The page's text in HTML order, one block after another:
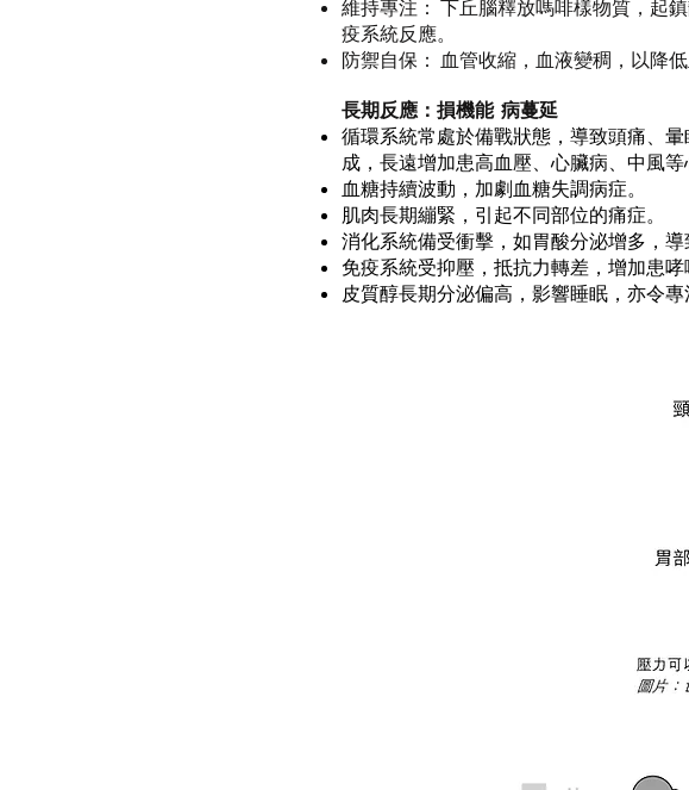
維持專注： 下丘腦釋放嗎啡樣物質，起
疫系統反應。
防禦自保： 血管收縮，血液變稠，以降
長期反應：損機能 病蔓延
循環系統常處於備戰狀態，導致頭痛、
成，長遠增加患高血壓、心臟病、中風等
血糖持續波動，加劇血糖失調病症。
肌肉長期繃緊，引起不同部位的痛症。
消化系統備受衝擊，如胃酸分泌增多，導
免疫系統受抑壓，抵抗力轉差，增加患
皮質醇長期分泌偏高，影響睡眠，亦令